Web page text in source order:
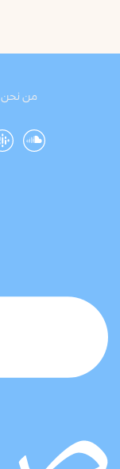
من نحن